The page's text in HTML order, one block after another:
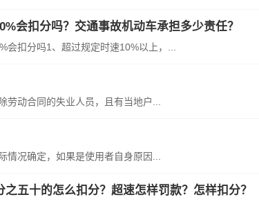
会扣分吗？交通事故机动车承担多少责任？
扣分吗1、超过规定时速10%以上，...
动合同的失业人员，且有当地户...
情况确定，如果是使用者自身原因...
五十的怎么扣分？超速怎样罚款？怎样扣分？